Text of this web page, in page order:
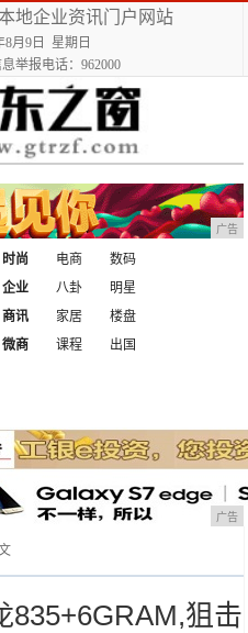
地企业资讯门户网站
8月9日 星期日
举报电话：962000
广告
时尚 电商
数码
企业
八卦
明星
商讯 家居
楼盘
微商
课程
出国
广告
835+6GRAM,狙击